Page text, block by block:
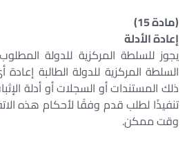
(مادة 15)
إعادة الأدلة
يجوز للسلطة المركزية للدولة
السلطة المركزية للدولة الطالبة
ذلك المستندات أو السجلات أو أدلة
تنفيذًا لطلب قدم وفقًا لأحكام هذه
وقت ممكن.